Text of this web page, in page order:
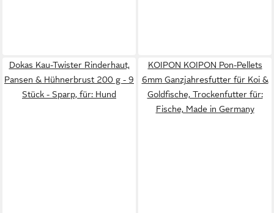
Dokas Kau-Twister Rinderhaut,
Pansen & Hühnerbrust 200 g - 9
Stück - Sparp, für: Hund
KOIPON KOIPON Pon-Pellets
6mm Ganzjahresfutter für Koi &
Goldfische, Trockenfutter für:
Fische, Made in Germany